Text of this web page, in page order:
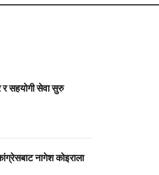
र सहयोगी सेवा सुरु
नागेश कोइराला